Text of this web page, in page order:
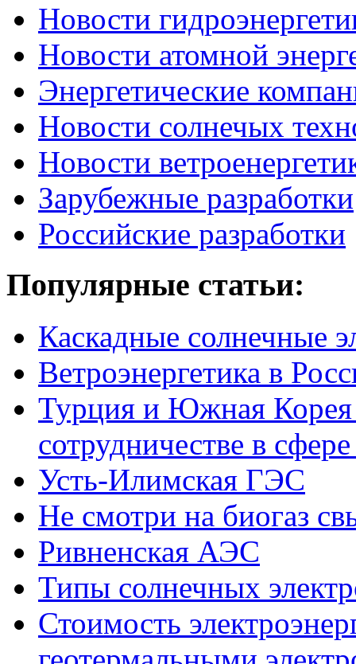
Новости
Новости атомной
Энергетические
Новости солнечых
Новости
Зарубежные разработки
Российские разработки
Популярные статьи:
Каскадные солнечные
Ветроэнергетика в
Турция и Южная Корея
сотрудничестве в
Усть-Илимская ГЭС
Не смотри на биогаз
Ривненская АЭС
Типы солнечных
Стоимость